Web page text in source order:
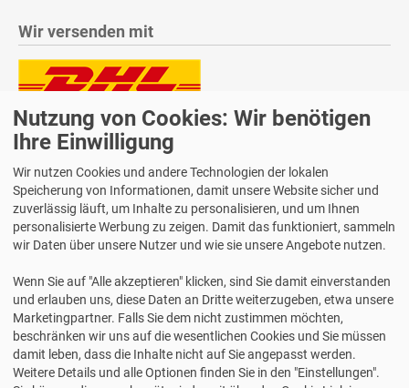
Wir versenden mit
Lieferung auch an Packstationen und Postfilialen
Samstagszustellung
Bequeme Zahlung über Paypal
2 Jahre Gewährleistung
Alle Texte, Grafiken, Bilder und das Layout sind urheberrechtlich
geschützt und dürfen nicht ohne ausdrückliche, schriftliche
Erlaubnis weiterverwendet werden.
Nutzung von Cookies: Wir benötigen
Ihre Einwilligung
Wir nutzen Cookies und andere Technologien der lokalen
Speicherung von Informationen, damit unsere Website sicher und
zuverlässig läuft, um Inhalte zu personalisieren, und um Ihnen
personalisierte Werbung zu zeigen. Damit das funktioniert, sammeln
wir Daten über unsere Nutzer und wie sie unsere Angebote nutzen.
Wenn Sie auf "Alle akzeptieren" klicken, sind Sie damit einverstanden
und erlauben uns, diese Daten an Dritte weiterzugeben, etwa unsere
Marketingpartner. Falls Sie dem nicht zustimmen möchten,
beschränken wir uns auf die wesentlichen Cookies und Sie müssen
damit leben, dass die Inhalte nicht auf Sie angepasst werden.
Weitere Details und alle Optionen finden Sie in den "Einstellungen".